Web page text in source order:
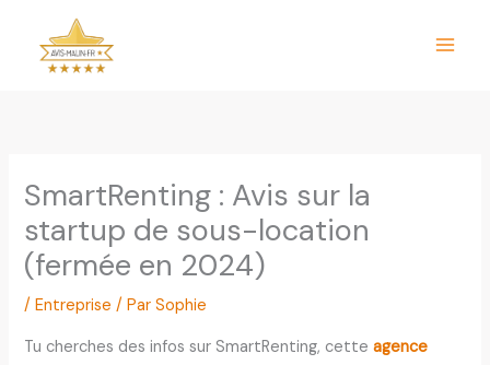
contenu
SmartRenting : Avis sur la
startup de sous-location
(fermée en 2024)
/Entreprise / ParSophie
Tu cherches des infos sur SmartRenting, cetteagence